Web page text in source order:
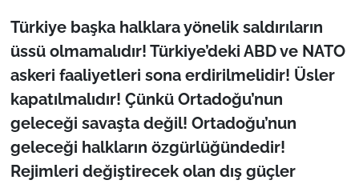
Türkiye başka halklara yönelik saldırıların
üssü olmamalıdır! Türkiye’deki ABD ve NATO
askeri faaliyetleri sona erdirilmelidir! Üsler
kapatılmalıdır! Çünkü Ortadoğu’nun
geleceği savaşta değil! Ortadoğu’nun
geleceği halkların özgürlüğündedir!
Rejimleri değiştirecek olan dış güçler